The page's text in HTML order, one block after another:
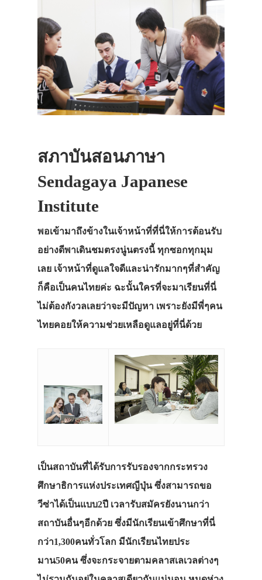
สภาบันสอนภาษา
Sendagaya Japanese
Institute
พอเข้ามาถึงข้างในเจ้าหน้าที่ที่นี่ให้การต้อนรับ
อย่างดีพาเดินชมตรงนู่นตรงนี้ ทุกซอกทุกมุม
เลย เจ้าหน้าที่ดูแลใจดีและน่ารักมากๆที่สำคัญ
ก็คือเป็นคนไทยค่ะ ฉะนั้นใครที่จะมาเรียนที่นี่
ไม่ต้องกังวลเลยว่าจะมีปัญหา เพราะยังมีพี่ๆคน
ไทยคอยให้ความช่วยเหลือดูแลอยู่ที่นี่ด้วย
เป็นสถาบันที่ได้รับการรับรองจากกระทรวง
ศึกษาธิการแห่งประเทศญีปุ่น ซึ่งสามารถขอ
วีซ่าได้เป็นแบบ2ปี เวลารับสมัครยังนานกว่า
สถาบันอื่นๆอีกด้วย ซึ่งมีนักเรียนเข้าศึกษาที่นี่
กว่า1,300คนทั่วโลก มีนักเรียนไทยประ
มาน50คน ซึ่งจะกระจายตามคลาสเลเวลต่างๆ